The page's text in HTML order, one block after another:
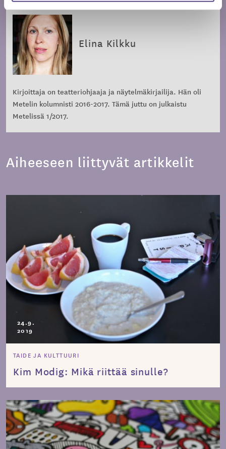
Elina Kilkku
Kirjoittaja on teatteriohjaaja ja näytelmäkirjailija. Hän oli
Metelin kolumnisti 2016-2017. Tämä juttu on julkaistu
Metelissä 1/2017.
Aiheeseen liittyvät artikkelit
24.9.
2019
TAIDE JA KULTTUURI
Kim Modig: Mikä riittää sinulle?